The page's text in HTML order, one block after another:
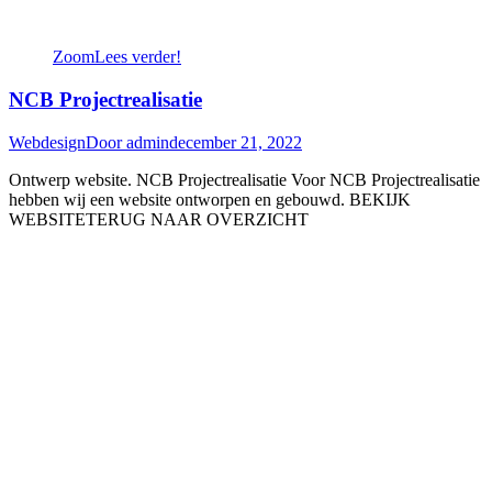
ZoomLees verder!
NCB Projectrealisatie
WebdesignDooradmindecember 21, 2022
Ontwerp website. NCB Projectrealisatie Voor NCB Projectrealisatie
hebben wij een website ontworpen en gebouwd. BEKIJK
WEBSITETERUG NAAR OVERZICHT